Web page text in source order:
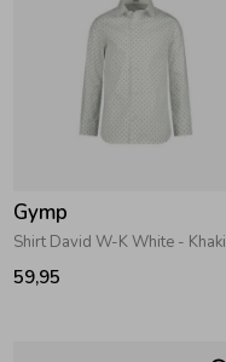
Gymp
Shirt David W-K White - Khaki
59,95